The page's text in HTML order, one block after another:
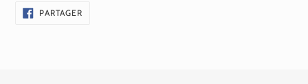
PARTAGERPARTAGER
SUR